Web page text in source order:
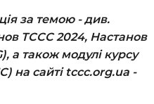
за темою - див.
ТССС 2024, Настанов
а також модулі курсу
на сайті tccc.org.ua -